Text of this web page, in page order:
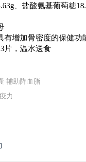
、盐酸氨基葡萄糖
有增加骨密度的保健功
片，温水送食
-辅助降血脂
力